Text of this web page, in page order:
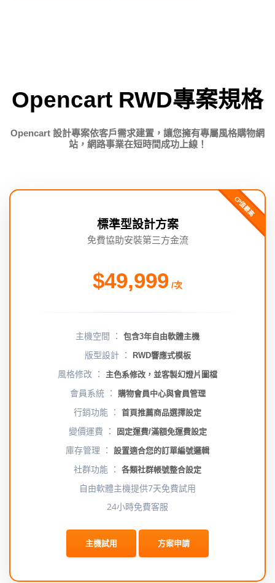
Opencart RWD專案規格
Opencart 設計專案依客戶需求建置，讓您擁有專屬風格購物網
站，網路事業在短時間成功上線！
標準型設計方案
CP值最高
免費協助安裝第三方金流
$49,999 /次
主機空間 ： 包含3年自由軟體主機
版型設計 ： RWD響應式模板
風格修改 ： 主色系修改，並客製幻燈片圖檔
會員系統 ： 購物會員中心與會員管理
行銷功能 ： 首頁推薦商品選擇設定
變價運費 ： 固定運費/滿額免運費設定
庫存管理 ： 設置適合您的訂單編號邏輯
社群功能 ： 各類社群帳號整合設定
自由軟體主機提供7天免費試用
24小時免費客服
主機試用 方案申請